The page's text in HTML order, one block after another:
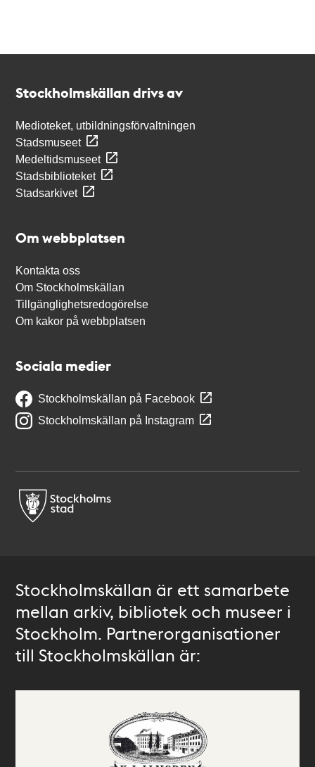
Stockholmskällan drivs av
Medioteket, utbildningsförvaltningen
Stadsmuseet
Medeltidsmuseet
Stadsbiblioteket
Stadsarkivet
Om webbplatsen
Kontakta oss
Om Stockholmskällan
Tillgänglighetsredogörelse
Om kakor på webbplatsen
Sociala medier
Stockholmskällan på Facebook
Stockholmskällan på Instagram
Stockholmskällan är ett samarbete
mellan arkiv, bibliotek och museer i
Stockholm. Partnerorganisationer
till Stockholmskällan är: